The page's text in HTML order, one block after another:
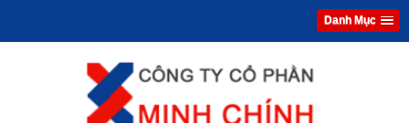
Danh Mục